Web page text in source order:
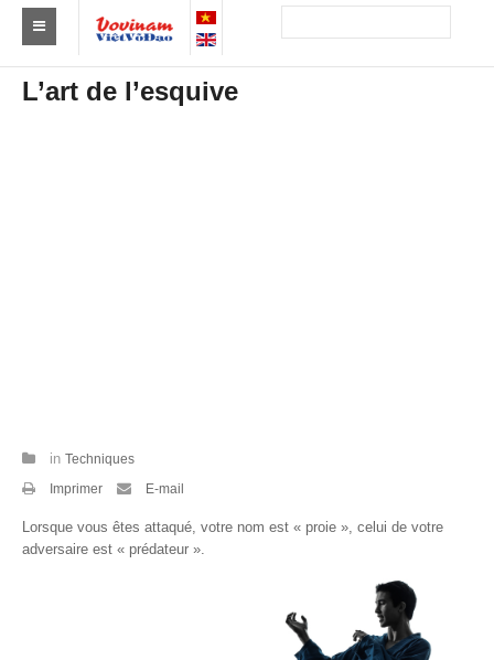
Trouver un club
Par Médaillés
Par Evénements
L’art de l’esquive
in Techniques
Imprimer
E-mail
Lorsque vous êtes attaqué, votre nom est « proie », celui de votre
adversaire est « prédateur ».